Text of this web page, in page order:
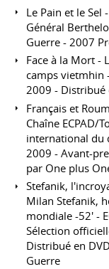
Le Pain et le Sel
Général
Guerre - 2007
Face à la Mort -
camps vietmhin
2009 - Distribué
Français et
Chaîne ECPAD/
international du
2009 - Avant-
par One plus
Stefanik,
Milan Stefanik,
mondiale -52' -
Sélection
Distribué en
Guerre